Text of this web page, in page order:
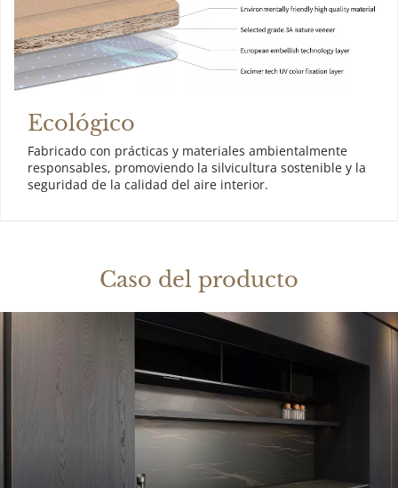
Ecológico
Fabricado con prácticas y materiales ambientalmente
responsables, promoviendo la silvicultura sostenible y la
seguridad de la calidad del aire interior.
Caso del producto